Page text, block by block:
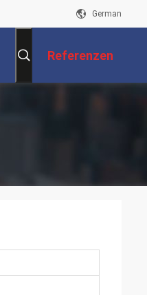
German
Referenzen